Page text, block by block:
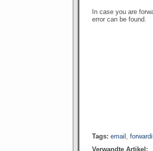
In case you are
error can be found.
Tags: email ,
Verwandte Artikel: